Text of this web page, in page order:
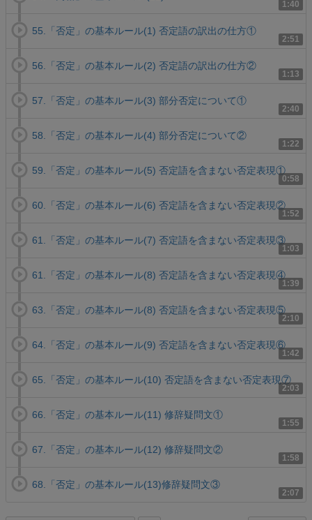
1:40
2:51
55.「否定」の基本ルール(1) 否定語の訳出の仕方①
1:13
56.「否定」の基本ルール(2) 否定語の訳出の仕方②
2:40
57.「否定」の基本ルール(3) 部分否定について①
1:22
58.「否定」の基本ルール(4) 部分否定について②
0:58
59.「否定」の基本ルール(5) 否定語を含まない否定表現①
1:52
60.「否定」の基本ルール(6) 否定語を含まない否定表現②
1:03
61.「否定」の基本ルール(7) 否定語を含まない否定表現③
1:39
61.「否定」の基本ルール(8) 否定語を含まない否定表現④
2:10
63.「否定」の基本ルール(8) 否定語を含まない否定表現⑤
1:42
64.「否定」の基本ルール(9) 否定語を含まない否定表現⑥
2:03
65.「否定」の基本ルール(10) 否定語を含まない否定表現⑦
1:55
66.「否定」の基本ルール(11) 修辞疑問文①
1:58
67.「否定」の基本ルール(12) 修辞疑問文②
2:07
68.「否定」の基本ルール(13)修辞疑問文③